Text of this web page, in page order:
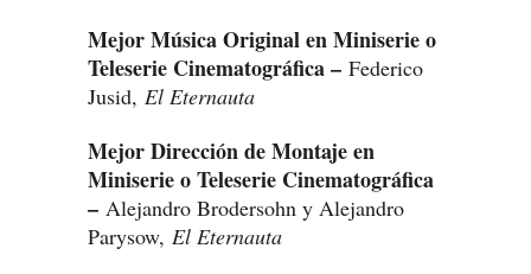
Mejor Música Original en Miniserie o
Teleserie Cinematográfica – Federico
Jusid, El Eternauta
Mejor Dirección de Montaje en
Miniserie o Teleserie Cinematográfica
– Alejandro Brodersohn y Alejandro
Parysow, El Eternauta